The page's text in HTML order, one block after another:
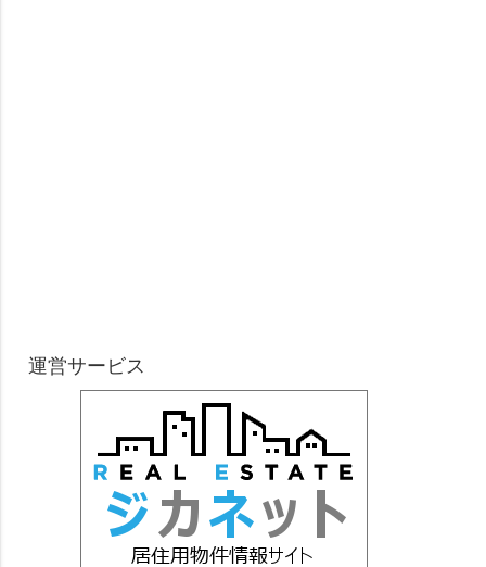
運営サービス